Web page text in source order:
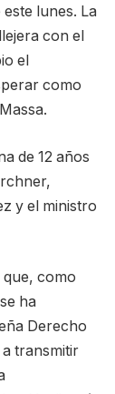
lunes. La
con el
el
como
de 12 años
y el ministro
que, como
ha
Derecho
a transmitir